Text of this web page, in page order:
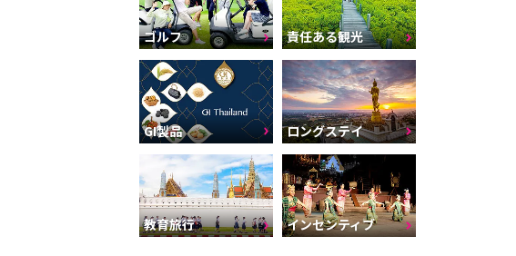
ゴルフ 責任ある観光
GI製品 ロングステイ
教育旅行 インセンティブ